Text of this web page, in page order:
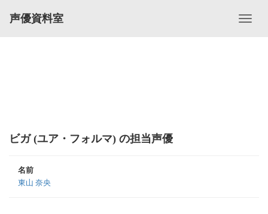
声優資料室
ビガ (ユア・フォルマ) の担当声優
名前
東山 奈央